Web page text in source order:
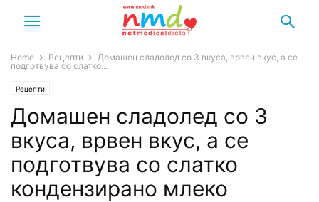
Home Рецепти
Домашен сладолед со 3 вкуса, врвен вкус, а се
подготвува со слатко...
Рецепти
Домашен сладолед со 3
вкуса, врвен вкус, а се
подготвува со слатко
кондензирано млеко